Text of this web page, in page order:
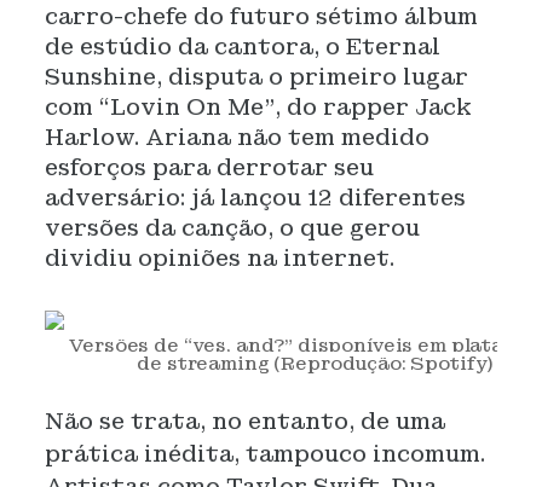
carro-chefe do futuro sétimo álbum
de estúdio da cantora, o Eternal
Sunshine, disputa o primeiro lugar
com “Lovin On Me”, do rapper Jack
Harlow. Ariana não tem medido
esforços para derrotar seu
adversário: já lançou 12 diferentes
versões da canção, o que gerou
dividiu opiniões na internet.
Versões de “yes, and?” disponíveis em
de streaming (Reprodução: Spotify)
Não se trata, no entanto, de uma
prática inédita, tampouco incomum.